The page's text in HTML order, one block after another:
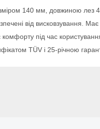
140 мм, довжиною лез
від висковзування.
комфорту під час
TÜV і 25-річною